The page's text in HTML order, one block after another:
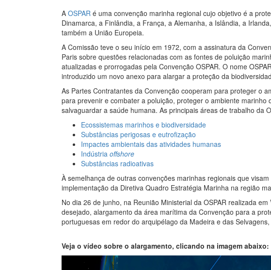
A OSPAR é uma convenção marinha regional cujo objetivo é a
Dinamarca, a Finlândia, a França, a Alemanha, a Islândia, a
também a União Europeia.
A Comissão teve o seu início em 1972, com a assinatura da
Paris sobre questões relacionadas com as fontes de poluição
atualizadas e prorrogadas pela Convenção OSPAR. O nome
introduzido um novo anexo para alargar a proteção da
As Partes Contratantes da Convenção cooperam para proteger o
para prevenir e combater a poluição, proteger o ambiente
salvaguardar a saúde humana. As principais áreas de trabalho da
Ecossistemas marinhos e biodiversidade
Substâncias perigosas e eutrofização
Impactes ambientais das atividades humanas
Indústria offshore
Substâncias radioativas
À semelhança de outras convenções marinhas regionais que
implementação da Diretiva Quadro Estratégia Marinha na região
No dia 26 de junho, na Reunião Ministerial da OSPAR realizada
desejado, alargamento da área marítima da Convenção para a
portuguesas em redor do arquipélago da Madeira e das
Veja o vídeo sobre o alargamento, clicando na imagem abaixo: